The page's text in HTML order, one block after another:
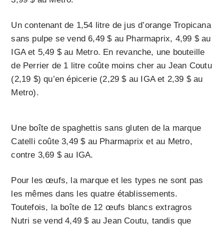
Un contenant de 1,54 litre de jus d’orange Tropicana
sans pulpe se vend 6,49 $ au Pharmaprix, 4,99 $ au
IGA et 5,49 $ au Metro. En revanche, une bouteille
de Perrier de 1 litre coûte moins cher au Jean Coutu
(2,19 $) qu’en épicerie (2,29 $ au IGA et 2,39 $ au
Metro).
Une boîte de spaghettis sans gluten de la marque
Catelli coûte 3,49 $ au Pharmaprix et au Metro,
contre 3,69 $ au IGA.
Pour les œufs, la marque et les types ne sont pas
les mêmes dans les quatre établissements.
Toutefois, la boîte de 12 œufs blancs extragros
Nutri se vend 4,49 $ au Jean Coutu, tandis que